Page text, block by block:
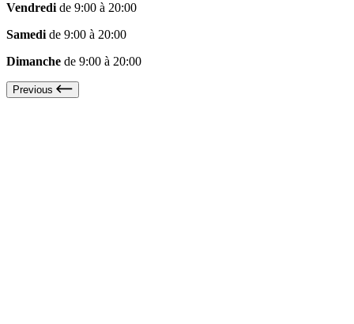
Vendredi de 9:00 à 20:00
Samedi de 9:00 à 20:00
Dimanche de 9:00 à 20:00
Previous